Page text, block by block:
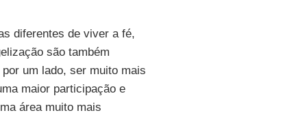
diferentes de viver a fé,
são também
um lado, ser muito mais
maior participação e
área muito mais